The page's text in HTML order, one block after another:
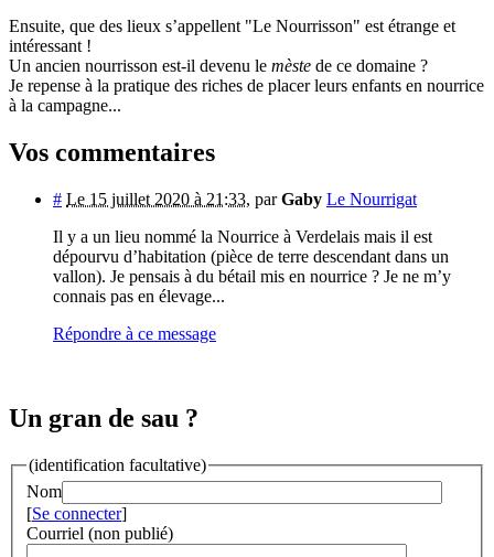
Ensuite, que des lieux s’appellent "Le Nourrisson" est étrange et
intéressant !
Un ancien nourrisson est-il devenu le mèste de ce domaine ?
Je repense à la pratique des riches de placer leurs enfants en nourrice
à la campagne...
Vos commentaires
# Le 15 juillet 2020 à 21:33, parGaby Le Nourrigat
Il y a un lieu nommé la Nourrice à Verdelais mais il est
dépourvu d’habitation (pièce de terre descendant dans un
vallon). Je pensais à du bétail mis en nourrice ? Je ne m’y
connais pas en élevage...
Répondre à ce message
Un gran de sau ?
(identification facultative)
Nom
[Se connecter]
Courriel (non publié)